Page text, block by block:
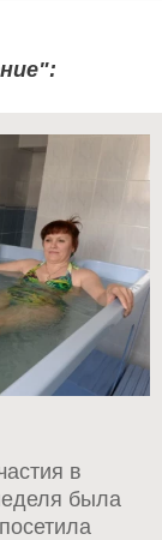
в
была